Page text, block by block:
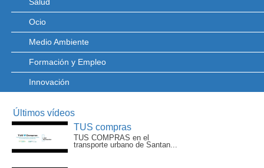
Ocio
Medio Ambiente
Formación y Empleo
Innovación
Últimos vídeos
TUS compras
TUS COMPRAS en el
transporte urbano de Santan...